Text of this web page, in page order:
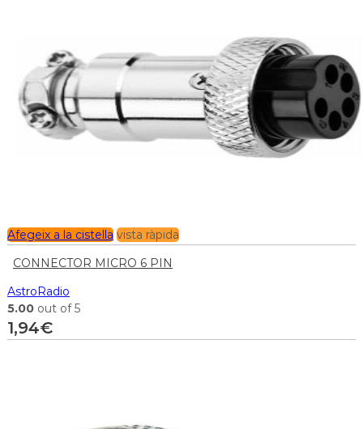
Afegeix a la cistella vista ràpida
CONNECTOR MICRO 6 PIN
AstroRadio
5.00 out of 5
1,94€